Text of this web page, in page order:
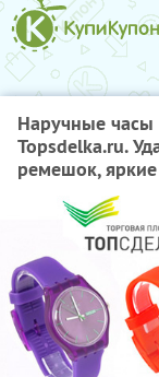
Наручные часы
Topsdelka.ru.
ремешок, яркие